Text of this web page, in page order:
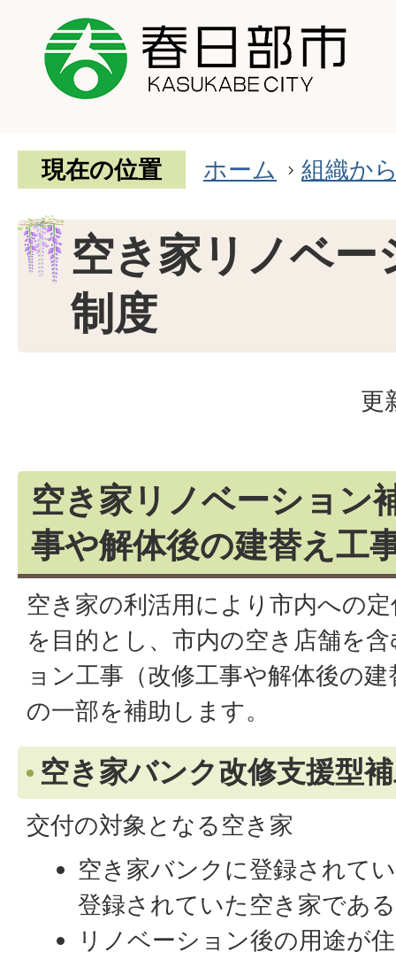
現在の位置 ホーム 組織か
空き家リノベー
制度
更
空き家リノベーション
事や解体後の建替え工
空き家の利活用により市内への
を目的とし、市内の空き店舗を
ョン工事（改修工事や解体後の
の一部を補助します。
空き家バンク改修支援型
交付の対象となる空き家
空き家バンクに登録されて
登録されていた空き家であ
リノベーション後の用途が